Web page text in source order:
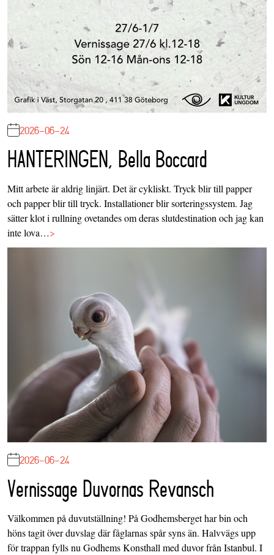
2026-06-24
HANTERINGEN, Bella Boccard
Mitt arbete är aldrig linjärt. Det är cykliskt. Tryck blir till papper
och papper blir till tryck. Installationer blir sorteringssystem. Jag
sätter klot i rullning ovetandes om deras slutdestination och jag kan
inte lova…>
2026-06-24
Vernissage Duvornas Revansch
Välkommen på duvutställning! På Godhemsberget har bin och
höns tagit över duvslag där fåglarnas spår syns än. Halvvägs upp
för trappan fylls nu Godhems Konsthall med duvor från Istanbul. I